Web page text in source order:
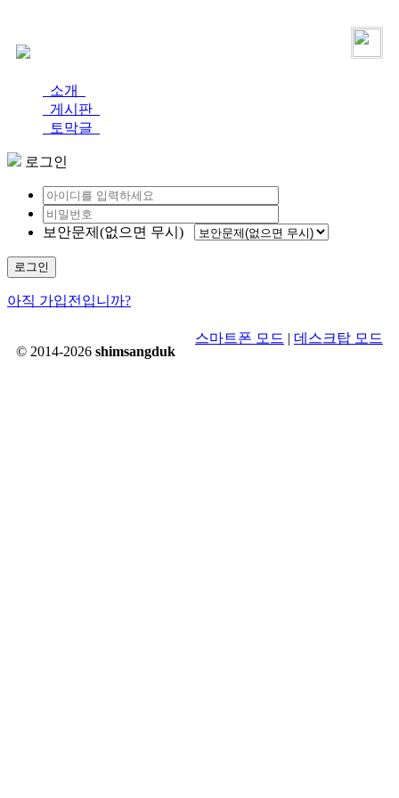
소개
게시판
토막글
로그인
보안문제(없으면 무시)
로그인
아직 가입전입니까?
© 2014-2026 shimsangduk
스마트폰 모드 | 데스크탑 모드